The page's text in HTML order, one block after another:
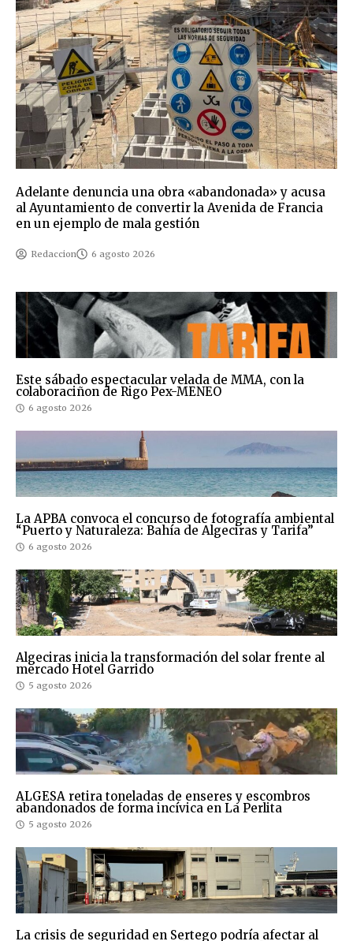
Adelante denuncia una obra «abandonada» y acusa
al Ayuntamiento de convertir la Avenida de Francia
en un ejemplo de mala gestión
Redaccion 6 agosto 2026
Este sábado espectacular velada de MMA, con la
colaboraciñon de Rigo Pex-MENEO
6 agosto 2026
La APBA convoca el concurso de fotografía ambiental
“Puerto y Naturaleza: Bahía de Algeciras y Tarifa”
6 agosto 2026
Algeciras inicia la transformación del solar frente al
mercado Hotel Garrido
5 agosto 2026
ALGESA retira toneladas de enseres y escombros
abandonados de forma incívica en La Perlita
5 agosto 2026
La crisis de seguridad en Sertego podría afectar al